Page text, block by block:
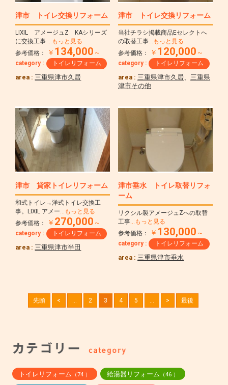
津市 トイレ交換リフォーム
LIXIL アメージュZ KAシリーズ
に交換工事 …もっと見る
参考価格：
￥ 134,000 ～
category : トイレリフォーム
area :三重県津市久居
津市 トイレ交換リフォーム
当社チラシ掲載商品Eセレクトへ
の取替工事…もっと見る
参考価格：
￥ 120,000 ～
category : トイレリフォーム
area :三重県津市久居、三重県
津市その他
津市 貸家トイレリフォーム
和式トイレ→洋式トイレ交換工
事。LIXIL アメー
…もっと見る
参考価格：
￥ 270,000 ～
category : トイレリフォーム
area :三重県津市半田
津市垂水 トイレ取替リフォ
ーム
リクシル製アメージュZへの取替
工事 …もっと見る
参考価格：
￥ 130,000 ～
category : トイレリフォーム
area :三重県津市垂水
先頭 < 2 3 4 5 > 最後
トイレリフォーム （74 ） 給湯器リフォーム （46 ）